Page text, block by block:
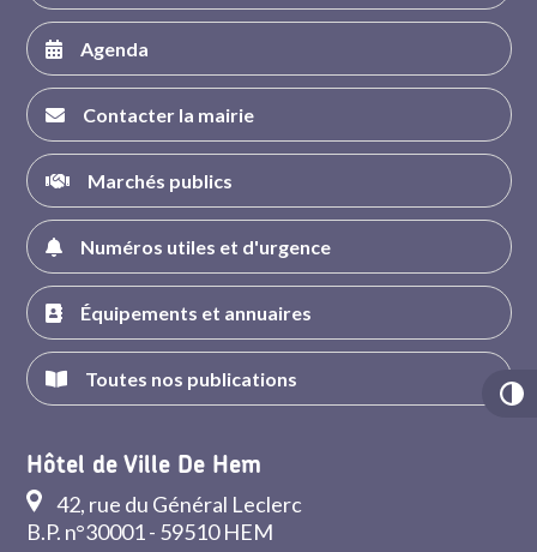
Agenda
Contacter la mairie
Marchés publics
Numéros utiles et d'urgence
Équipements et annuaires
Toutes nos publications
Hôtel de Ville De Hem
42, rue du Général Leclerc
B.P. n°30001 - 59510 HEM